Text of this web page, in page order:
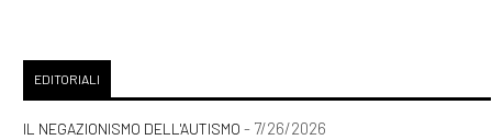
EDITORIALI
IL NEGAZIONISMO DELL'AUTISMO - 7/26/2026